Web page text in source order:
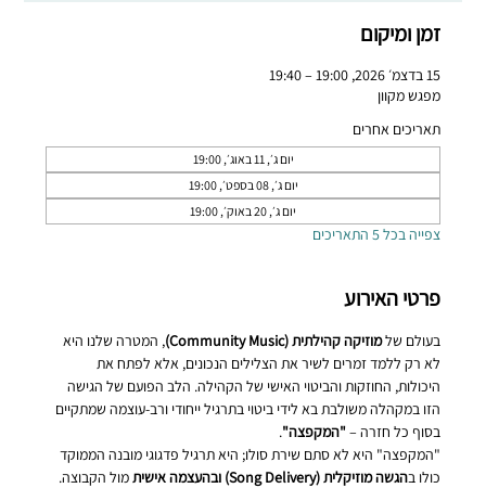
זמן ומיקום
15 בדצמ׳ 2026, 19:00 – 19:40
מפגש מקוון
תאריכים אחרים
יום ג׳, 11 באוג׳, 19:00
יום ג׳, 08 בספט׳, 19:00
יום ג׳, 20 באוק׳, 19:00
צפייה בכל 5 התאריכים
פרטי האירוע
בעולם של מוזיקה קהילתית (Community Music)
, המטרה שלנו היא
לא רק ללמד זמרים לשיר את הצלילים הנכונים, אלא לפתח את
היכולות, החוזקות והביטוי האישי של הקהילה. הלב הפועם של הגישה
הזו במקהלה משולבת בא לידי ביטוי בתרגיל ייחודי ורב-עוצמה שמתקיים
בסוף כל חזרה – "המקפצה".
"המקפצה" היא לא סתם שירת סולו; היא תרגיל פדגוגי מובנה הממוקד
כולו בהגשה מוזיקלית (Song Delivery) ובהעצמה אישית
מול הקבוצה.